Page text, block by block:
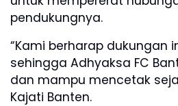
pendukungnya.
“Kami berharap dukungan
sehingga Adhyaksa FC
dan mampu mencetak
Kajati Banten.